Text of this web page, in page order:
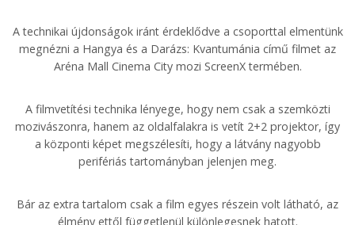
A technikai újdonságok iránt érdeklődve a csoporttal elmentünk
megnézni a Hangya és a Darázs: Kvantumánia című filmet az
Aréna Mall Cinema City mozi ScreenX termében.
A filmvetítési technika lényege, hogy nem csak a szemközti
mozivászonra, hanem az oldalfalakra is vetít 2+2 projektor, így
a központi képet megszélesíti, hogy a látvány nagyobb
perifériás tartományban jelenjen meg.
Bár az extra tartalom csak a film egyes részein volt látható, az
élmény ettől függetlenül különlegesnek hatott.